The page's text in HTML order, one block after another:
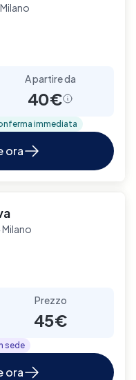
A partire da
40€
immediata
ora
Prezzo
45€
sede
ora